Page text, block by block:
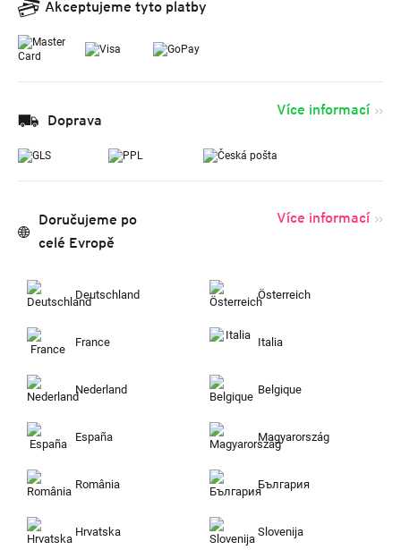
Akceptujeme tyto platby
Doprava
Více informací
Doručujeme po
celé Evropě
Více informací
Deutschland Österreich
France Italia
Nederland Belgique
España Magyarország
România България
Hrvatska Slovenija